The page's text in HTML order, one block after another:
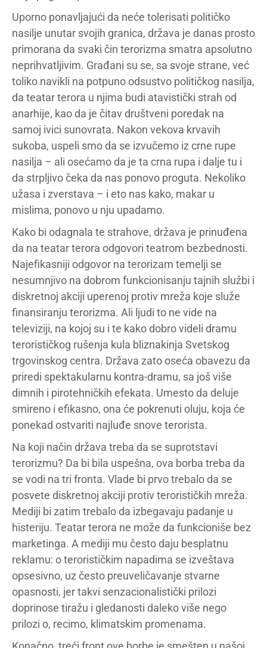
Uporno ponavljajući da neće tolerisati političko
nasilje unutar svojih granica, država je danas prosto
primorana da svaki čin terorizma smatra apsolutno
neprihvatljivim. Građani su se, sa svoje strane, već
toliko navikli na potpuno odsustvo političkog nasilja,
da teatar terora u njima budi atavistički strah od
anarhije, kao da je čitav društveni poredak na
samoj ivici sunovrata. Nakon vekova krvavih
sukoba, uspeli smo da se izvučemo iz crne rupe
nasilja – ali osećamo da je ta crna rupa i dalje tu i
da strpljivo čeka da nas ponovo proguta. Nekoliko
užasa i zverstava – i eto nas kako, makar u
mislima, ponovo u nju upadamo.
Kako bi odagnala te strahove, država je prinuđena
da na teatar terora odgovori teatrom bezbednosti.
Najefikasniji odgovor na terorizam temelji se
nesumnjivo na dobrom funkcionisanju tajnih službi i
diskretnoj akciji uperenoj protiv mreža koje služe
finansiranju terorizma. Ali ljudi to ne vide na
televiziji, na kojoj su i te kako dobro videli dramu
terorističkog rušenja kula bliznakinja Svetskog
trgovinskog centra. Država zato oseća obavezu da
priredi spektakularnu kontra-dramu, sa još više
dimnih i pirotehničkih efekata. Umesto da deluje
smireno i efikasno, ona će pokrenuti oluju, koja će
ponekad ostvariti najluđe snove terorista.
Na koji način država treba da se suprotstavi
terorizmu? Da bi bila uspešna, ova borba treba da
se vodi na tri fronta. Vlade bi prvo trebalo da se
posvete diskretnoj akciji protiv terorističkih mreža.
Mediji bi zatim trebalo da izbegavaju padanje u
histeriju. Teatar terora ne može da funkcioniše bez
marketinga. A mediji mu često daju besplatnu
reklamu: o terorističkim napadima se izveštava
opsesivno, uz često preuveličavanje stvarne
opasnosti, jer takvi senzacionalistički prilozi
doprinose tiražu i gledanosti daleko više nego
prilozi o, recimo, klimatskim promenama.